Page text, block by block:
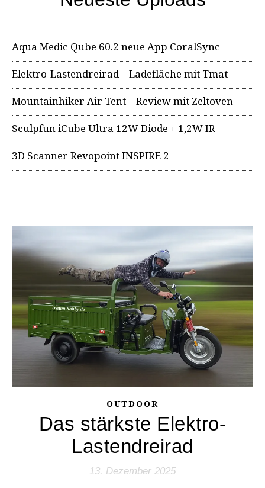
Aqua Medic Qube 60.2 neue App CoralSync
Elektro-Lastendreirad – Ladefläche mit Tmat
Mountainhiker Air Tent – Review mit Zeltoven
Sculpfun iCube Ultra 12W Diode + 1,2W IR
3D Scanner Revopoint INSPIRE 2
OUTDOOR
Das stärkste Elektro-
Lastendreirad
13. Dezember 2025